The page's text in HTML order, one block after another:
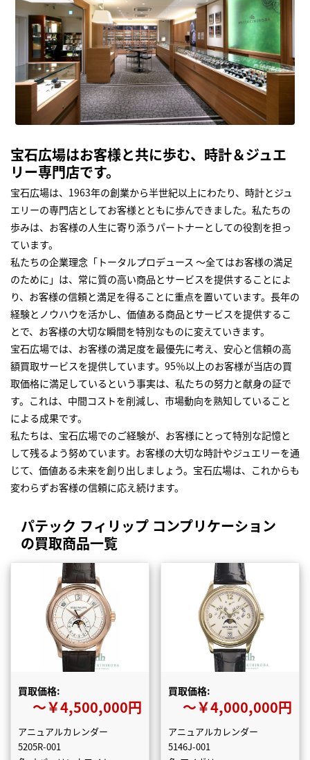
宝石広場はお客様と共に歩む、時計＆ジュエ
リー専門店です。
宝石広場は、1963年の創業から半世紀以上にわたり、時計とジュ
エリーの専門店としてお客様とともに歩んできました。私たちの
歩みは、お客様の人生に寄り添うパートナーとしての役割を担っ
ています。
私たちの企業理念「トータルプロデュース ～全てはお客様の満足
のために」は、常に質の高い商品とサービスを提供することによ
り、お客様の信頼と満足を得ることに重点を置いています。長年の
経験とノウハウを活かし、価値ある商品とサービスを提供するこ
とで、お客様の大切な瞬間を特別なものに変えていきます。
宝石広場では、お客様の満足度を最優先に考え、安心と信頼の高
額買取サービスを提供しています。95％以上のお客様が当店の買
取価格に満足しているという事実は、私たちの努力と献身の証で
す。これは、中間コストを削減し、市場動向を熟知していること
による成果です。
私たちは、宝石広場でのご経験が、お客様にとって特別な記憶と
して残るよう努めています。お客様の大切な時計やジュエリーを通
じて、価値ある未来を創り出しましょう。宝石広場は、これからも
変わらずお客様の信頼に応え続けます。
パテック フィリップ コンプリケーション
の買取商品一覧
買取価格:
〜￥4,500,000円
アニュアルカレンダー
5205R-001
買取価格:
〜￥4,000,000円
アニュアルカレンダー
5146J-001